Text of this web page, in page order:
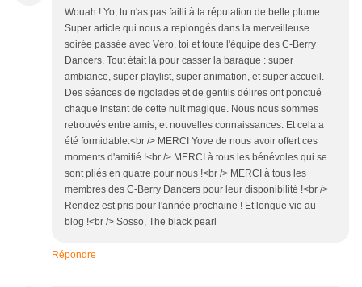
Wouah ! Yo, tu n'as pas failli à ta réputation de belle plume.
Super article qui nous a replongés dans la merveilleuse
soirée passée avec Véro, toi et toute l'équipe des C-Berry
Dancers. Tout était là pour casser la baraque : super
ambiance, super playlist, super animation, et super accueil.
Des séances de rigolades et de gentils délires ont ponctué
chaque instant de cette nuit magique. Nous nous sommes
retrouvés entre amis, et nouvelles connaissances. Et cela a
été formidable.<br /> MERCI Yove de nous avoir offert ces
moments d'amitié !<br /> MERCI à tous les bénévoles qui se
sont pliés en quatre pour nous !<br /> MERCI à tous les
membres des C-Berry Dancers pour leur disponibilité !<br />
Rendez est pris pour l'année prochaine ! Et longue vie au
blog !<br /> Sosso, The black pearl
Répondre